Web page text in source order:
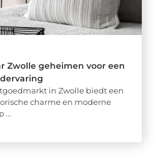
Zwolle geheimen voor een
in Zwolle biedt een
charme en moderne
...